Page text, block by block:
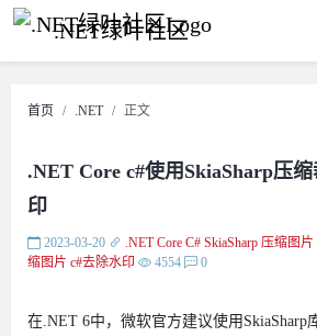
.NET绿叶社区
首页 .NET 正文
.NET Core c#使用SkiaSharp压
印
2023-03-20 .NET Core C# SkiaSharp 压缩图片
缩图片 c#去除水印 4554 0
在.NET 6中，微软官方建议使用SkiaSharp